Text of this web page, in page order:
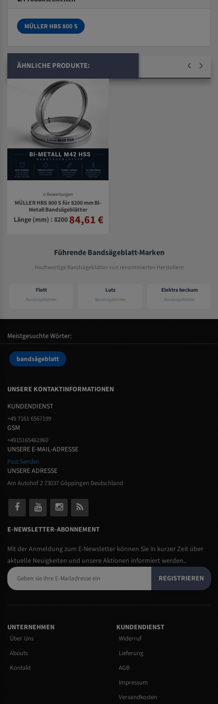
MÜLLER HBS 800 S
ÄHNLICHE PRODUKTE:
0 Bewertungen
MÜLLER HBS 800 S für 8200 mm Bi-
Metall Bandsägeblätter
Länge (mm) : 8200 84,61 €
Führende Bandsägeblatt-Marken
Hochwertige Bandsägeblätter von renommierten Herstellern
Flott
Bandsägeblätter
Lutz
Bandsägeblätter
Elektra beckum
Bandsägeblätter
Meistgesuchte Wörter:
bandsägeblatt
UNSERE KONTAKTINFORMATIONEN
KUNDENDIENST
+49 7161 6567199
GSM
+4915165461960
UNSERE E-MAIL-ADRESSE
Post Senden
UNSERE ADRESSE
Am Autohof 2 73037 Göppingen Deutschland
E-NEWSLETTER-ABONNEMENT
Mit der Anmeldung zum E-Newsletter können Sie in kurzer Zeit über
aktuelle Neuigkeiten und unsere Aktionen informiert werden..
REGISTRIEREN
UNTERNEHMEN
Über Uns
Abouts
Kontakt
KUNDENDIENST
Widerruf
Lieferung
AGB
Impressum
Versandkosten